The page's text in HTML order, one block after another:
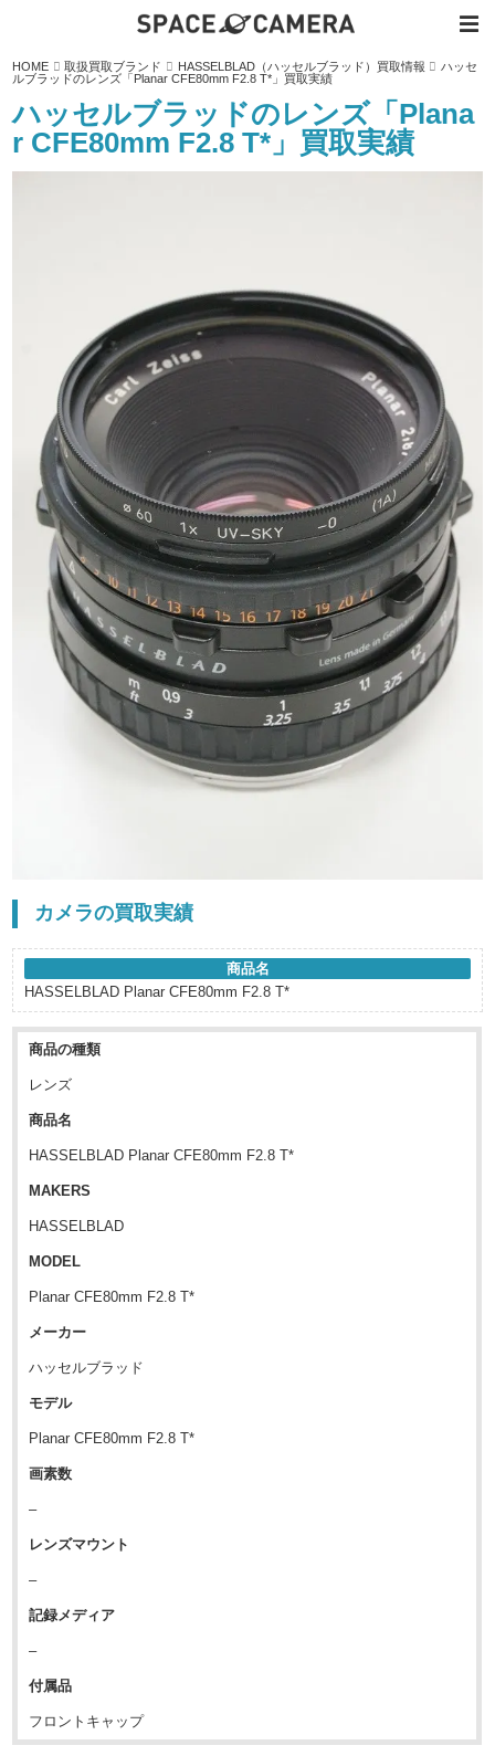
容
を
キ
ッ
プ
HOME 取扱買取ブランド HASSELBLAD（ハッセルブラッド）買取情報
ハッセ
ルブラッドのレンズ「Planar CFE80mm F2.8 T*」買取実績
ハッセルブラッドのレンズ「Plana
r CFE80mm F2.8 T*」買取実績
カメラの買取実績
商品名
HASSELBLAD Planar CFE80mm F2.8 T*
商品の種類
レンズ
商品名
HASSELBLAD Planar CFE80mm F2.8 T*
MAKERS
HASSELBLAD
MODEL
Planar CFE80mm F2.8 T*
メーカー
ハッセルブラッド
モデル
Planar CFE80mm F2.8 T*
画素数
–
レンズマウント
–
記録メディア
–
付属品
フロントキャップ